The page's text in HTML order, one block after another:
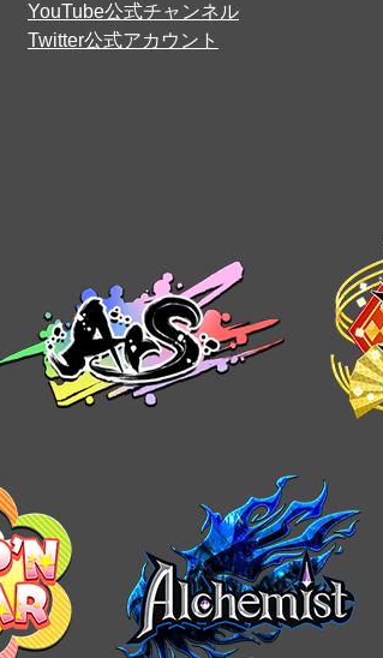
YouTube公式チャンネル
Twitter公式アカウント